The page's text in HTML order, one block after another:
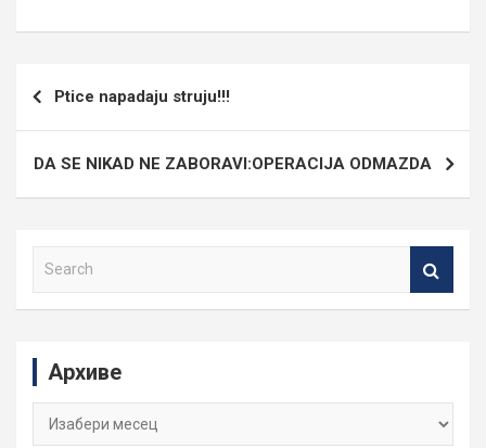
Ptice napadaju struju!!!
DA SE NIKAD NE ZABORAVI:OPERACIJA ODMAZDA
Архиве
Архиве